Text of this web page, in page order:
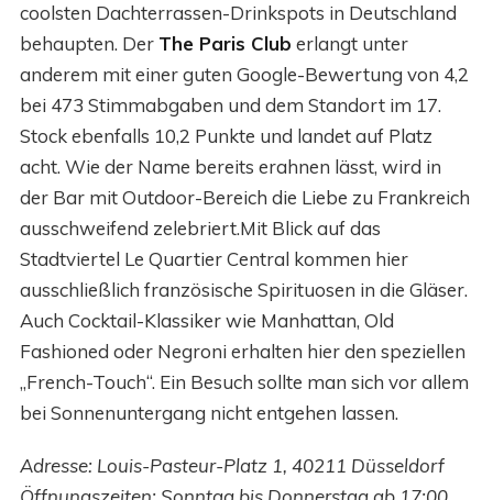
coolsten Dachterrassen-Drinkspots in Deutschland
behaupten. Der The Paris Club erlangt unter
anderem mit einer guten Google-Bewertung von 4,2
bei 473 Stimmabgaben und dem Standort im 17.
Stock ebenfalls 10,2 Punkte und landet auf Platz
acht. Wie der Name bereits erahnen lässt, wird in
der Bar mit Outdoor-Bereich die Liebe zu Frankreich
ausschweifend zelebriert.Mit Blick auf das
Stadtviertel Le Quartier Central kommen hier
ausschließlich französische Spirituosen in die Gläser.
Auch Cocktail-Klassiker wie Manhattan, Old
Fashioned oder Negroni erhalten hier den speziellen
„French-Touch“. Ein Besuch sollte man sich vor allem
bei Sonnenuntergang nicht entgehen lassen.
Adresse: Louis-Pasteur-Platz 1, 40211 Düsseldorf